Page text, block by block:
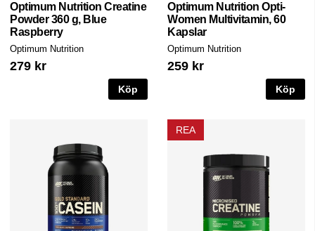
Optimum Nutrition Creatine
Powder 360 g, Blue
Raspberry
Optimum Nutrition
279 kr
Köp
Optimum Nutrition Opti-
Women Multivitamin, 60
Kapslar
Optimum Nutrition
259 kr
Köp
REA